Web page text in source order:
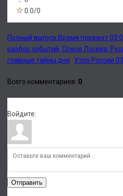
0.0/0
Полный выпуск Время покажет
разбор событий, Олеся Лосева,
главные тайны дня
Утро России
Всего комментариев: 0
Войдите:
Отправить